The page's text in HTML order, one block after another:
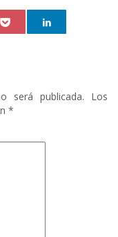
será publicada.
Los
*